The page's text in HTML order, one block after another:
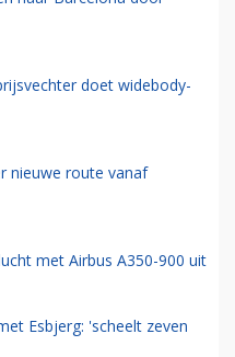
doet widebody-
nieuwe route vanaf
met Airbus A350-900 uit
Esbjerg: 'scheelt zeven